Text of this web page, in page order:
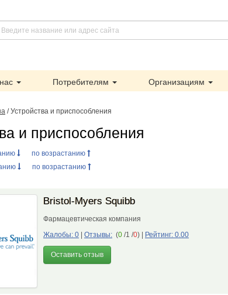
Потребителям Организациям
/ Устройства и приспособления
и приспособления
по возрастанию
по возрастанию
Bristol-Myers Squibb
Фармацевтическая компания
Жалобы: 0
Отзывы: (0 /1 /0) Рейтинг: 0.00
Оставить отзыв